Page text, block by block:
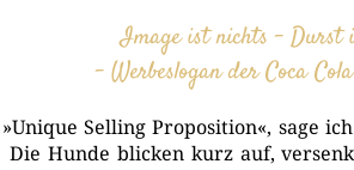
Image ist nichts – Durst
– Wer­be­slo­gan der Coca
»Uni­que Sel­ling Pro­po­si­ti­on«, sage
Die Hun­de bli­cken kurz auf,